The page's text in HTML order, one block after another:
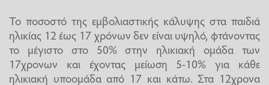
Το ποσοστό της εμβολιαστικής κάλυψης στα παιδιά
ηλικίας 12 έως 17 χρόνων δεν είναι υψηλό, φτάνοντας
το μέγιστο στο 50% στην ηλικιακή ομάδα των
17χρονων και έχοντας μείωση 5-10% για κάθε
ηλικιακή υποομάδα από 17 και κάτω. Στα 12χρονα